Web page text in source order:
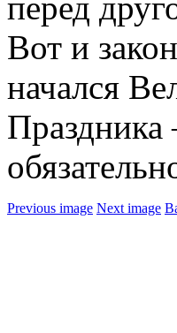
Вот и
начался
Previous image Next image